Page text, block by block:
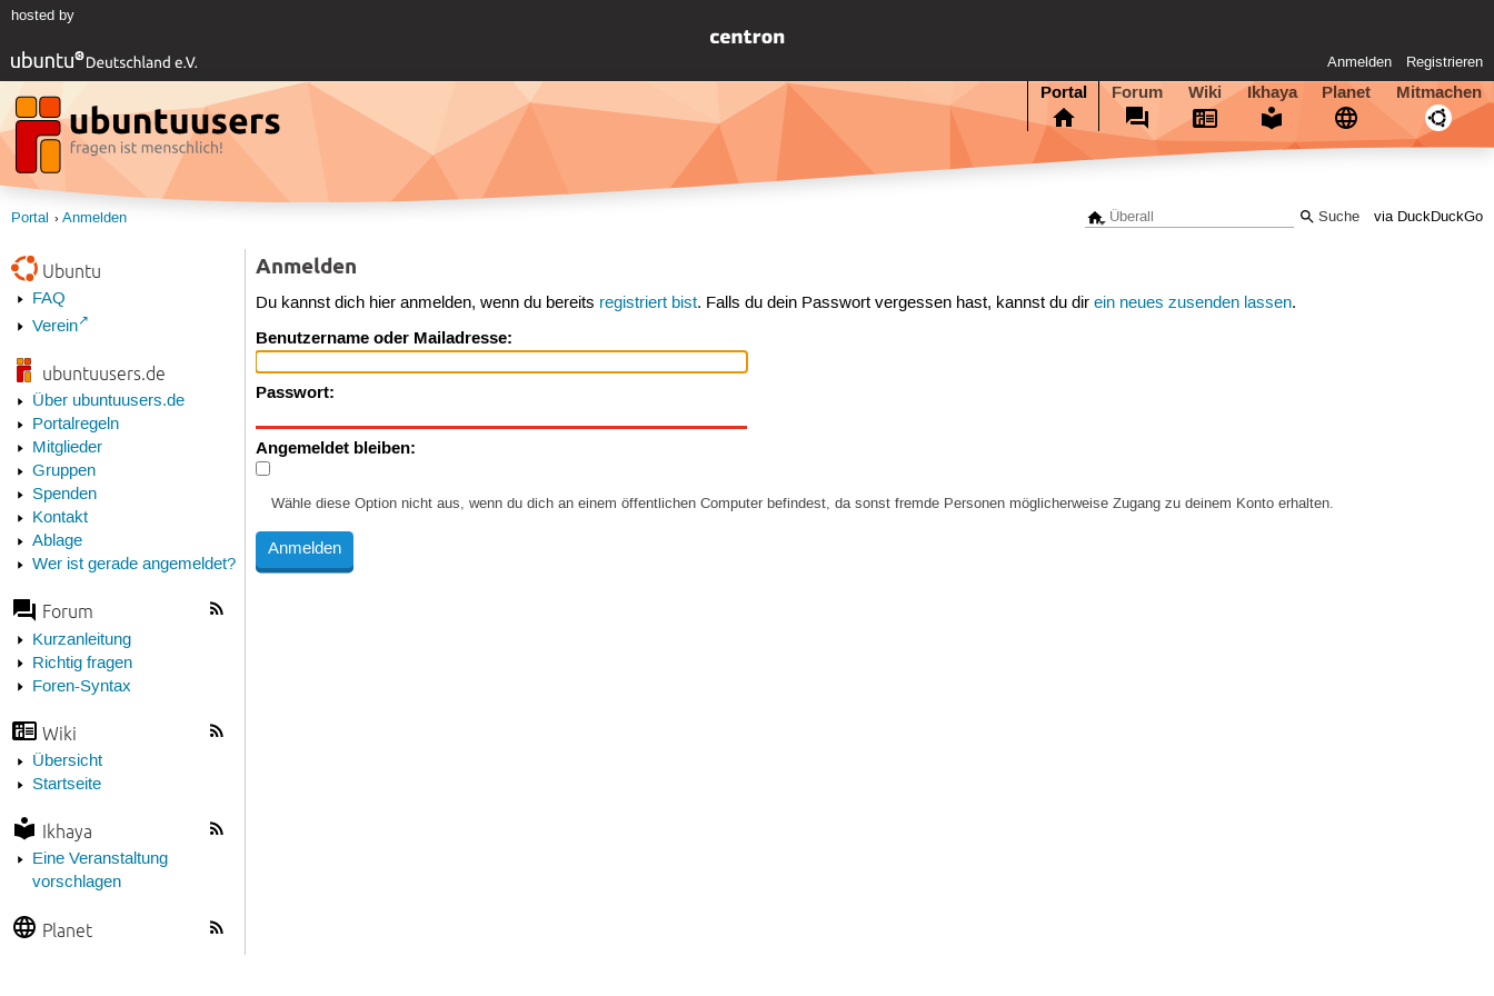
hosted by
Anmelden Registrieren
Portal Forum Wiki Ikhaya Planet Mitmachen
via DuckDuckGo
Portal Anmelden
Ubuntu
FAQ
Verein
ubuntuusers.de
Über ubuntuusers.de
Portalregeln
Mitglieder
Gruppen
Spenden
Kontakt
Ablage
Wer ist gerade angemeldet?
Forum
Kurzanleitung
Richtig fragen
Foren-Syntax
Wiki
Übersicht
Startseite
Ikhaya
Eine Veranstaltung
vorschlagen
Planet
Anmelden
Du kannst dich hier anmelden, wenn du bereits registriert bist. Falls du dein Passwort vergessen hast, kannst du direin neues zusenden lassen.
Benutzername oder Mailadresse:
Passwort:
Angemeldet bleiben:
Wähle diese Option nicht aus, wenn du dich an einem öffentlichen Computer befindest, da sonst fremde Personen möglicherweise Zugang zu deinem Konto erhalten.